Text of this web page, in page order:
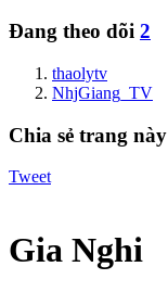
Đang theo dõi 2
thaolytv
NhjGiang_TV
Chia sẻ trang này
Tweet
Gia Nghi